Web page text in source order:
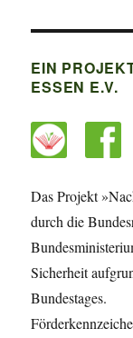
EIN
ESSEN E.V.
Das Projekt
durch die
Sicherheit
Bundestages.